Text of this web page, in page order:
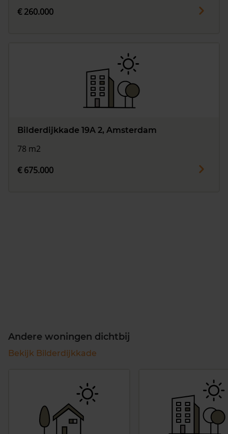
€ 260.000
Bilderdijkkade 19A 2, Amsterdam
78 m2
€ 675.000
Andere woningen dichtbij
Bekijk Bilderdijkkade